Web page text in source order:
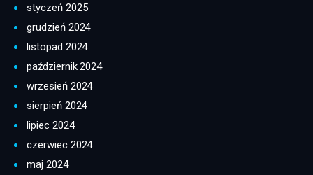
styczeń 2025
grudzień 2024
listopad 2024
październik 2024
wrzesień 2024
sierpień 2024
lipiec 2024
czerwiec 2024
maj 2024